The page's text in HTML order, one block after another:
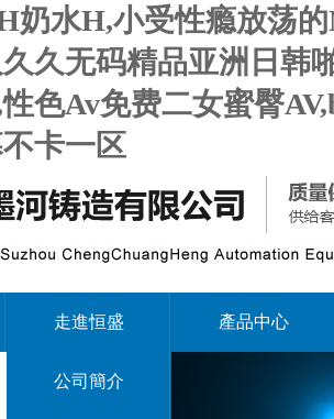
奶水H,小受性瘾放荡
久无码精品亚洲日韩
色Av免费二女蜜臀
卡一区
走進恒盛
公司簡介
產品中心